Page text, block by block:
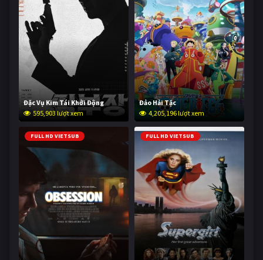
Đặc Vụ Kim Tái Khởi Động
595,903 lượt xem
Đảo Hải Tặc
4,205,196 lượt xem
FULL HD VIETSUB FULL HD VIETSUB